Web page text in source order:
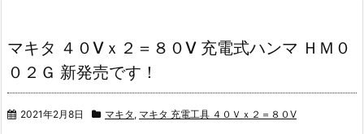
マキタ ４０Vｘ２＝８０V 充電式ハンマ ＨＭ０
０２Ｇ 新発売です！
2021年2月8日 マキタ , マキタ 充電工具 ４０Ｖｘ２＝８０V